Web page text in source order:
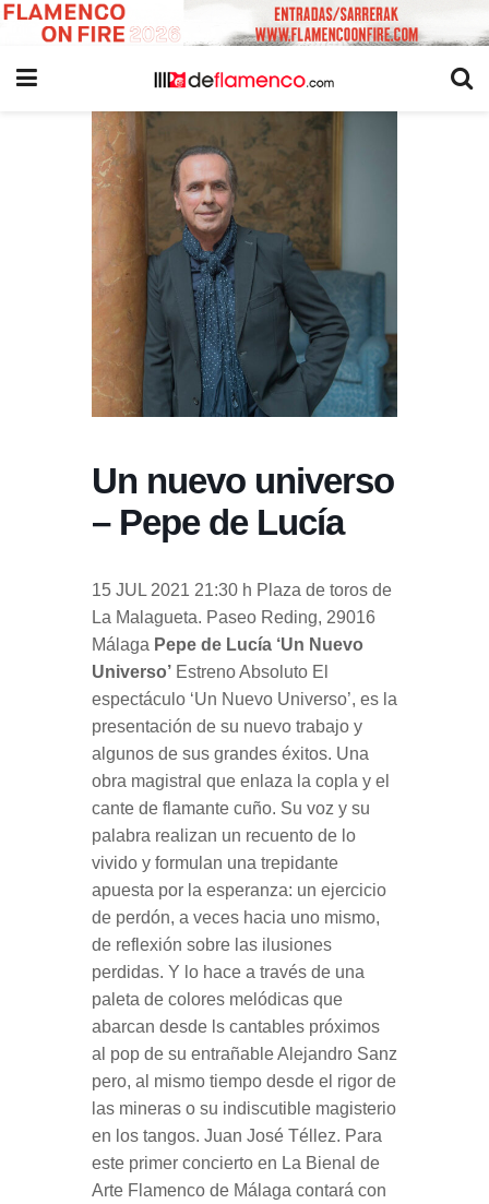
Un nuevo universo
– Pepe de Lucía
15 JUL 2021 21:30 h Plaza de toros de
La Malagueta. Paseo Reding, 29016
Málaga Pepe de Lucía ‘Un Nuevo
Universo’ Estreno Absoluto El
espectáculo ‘Un Nuevo Universo’, es la
presentación de su nuevo trabajo y
algunos de sus grandes éxitos. Una
obra magistral que enlaza la copla y el
cante de flamante cuño. Su voz y su
palabra realizan un recuento de lo
vivido y formulan una trepidante
apuesta por la esperanza: un ejercicio
de perdón, a veces hacia uno mismo,
de reflexión sobre las ilusiones
perdidas. Y lo hace a través de una
paleta de colores melódicas que
abarcan desde ls cantables próximos
al pop de su entrañable Alejandro Sanz
pero, al mismo tiempo desde el rigor de
las mineras o su indiscutible magisterio
en los tangos. Juan José Téllez. Para
este primer concierto en La Bienal de
Arte Flamenco de Málaga contará con